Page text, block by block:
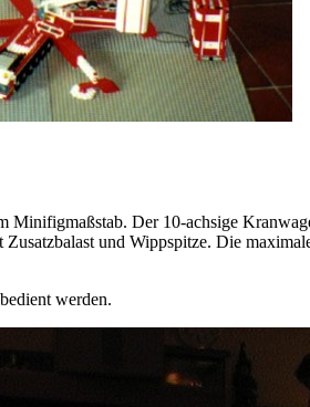
Minifigmaßstab. Der 10-achsige
und Wippspitze. Die
werden.